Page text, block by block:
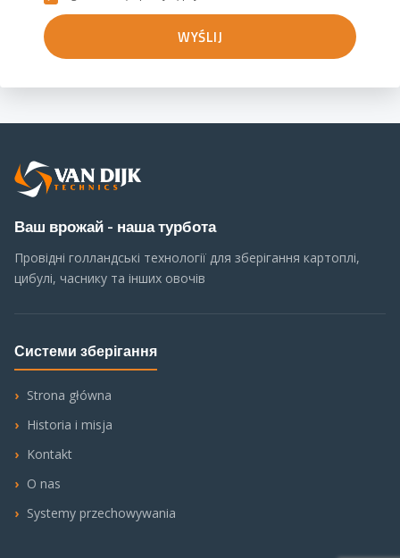
Ваш врожай - наша турбота
Провідні голландські технології для зберігання картоплі,
цибулі, часнику та інших овочів
Системи зберігання
Strona główna
Historia i misja
Kontakt
O nas
Systemy przechowywania